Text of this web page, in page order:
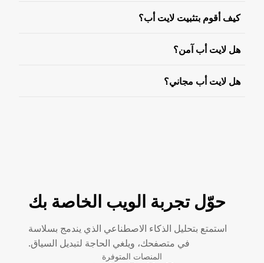
كيف أقوم بتثبيت لايت أب؟
هل لايت أب آمن؟
هل لايت أب مجاني؟
حوّل تجربة الويب الخاصة بك
استمتع بتحليل الذكاء الاصطناعي الذي يندمج بسلاسة
في متصفحك، ويلغي الحاجة لتبديل السياق.
المنصات المتوفرة